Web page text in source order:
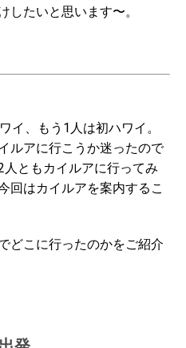
したいと思います〜。
イ、もう1人は初ハワイ。
ルアに行こうか迷ったので
ともカイルアに行ってみ
回はカイルアを案内するこ
どこに行ったのかをご紹介